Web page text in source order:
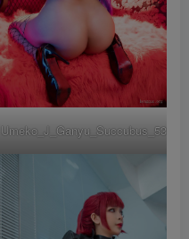
Umeko_J_Ganyu_Succubus_53